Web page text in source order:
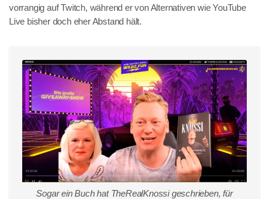
vorrangig auf Twitch, während er von Alternativen wie YouTube
Live bisher doch eher Abstand hält.
Sogar ein Buch hat TheRealKnossi geschrieben, für